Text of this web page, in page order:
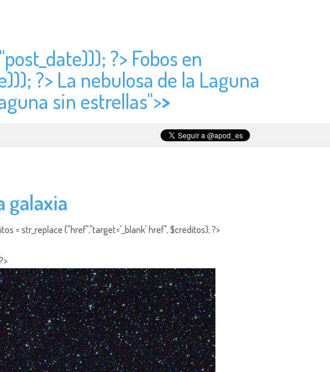
post_date))); ?> Fobos en
?> La nebulosa de la Laguna
sin estrellas">>
galaxia
= str_replace ("href","target='_blank' href", $creditos); ?>